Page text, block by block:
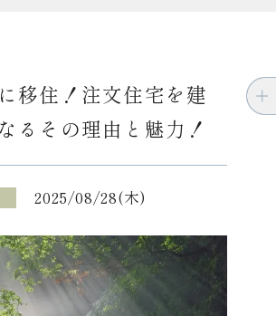
移住！注文住宅を建
るその理由と魅力！
2025/08/28(木)